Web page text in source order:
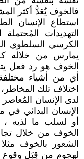
فالخوف يُعَدُّ أكثر
استطاع الإنسان
التهديدات
الكرسي السلطوي
يمارس من خلاله
الخوف هو رد فعل
أي من أشياء
اختلاف تلك
لدى الإنسان
الإنسان البدائي في
أو لسلب ما لذيه ، و
الخوف من خلال
الشعور بالخوف
لهجوم من قِبَل وقوع